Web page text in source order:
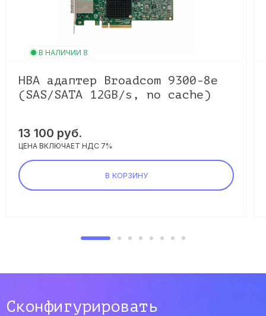
В НАЛИЧИИ 8
HBA адаптер Broadcom 9300-8e
(SAS/SATA 12GB/s, no cache)
13 100 руб.
ЦЕНА ВКЛЮЧАЕТ НДС 7%
В КОРЗИНУ
Сконфигурировать